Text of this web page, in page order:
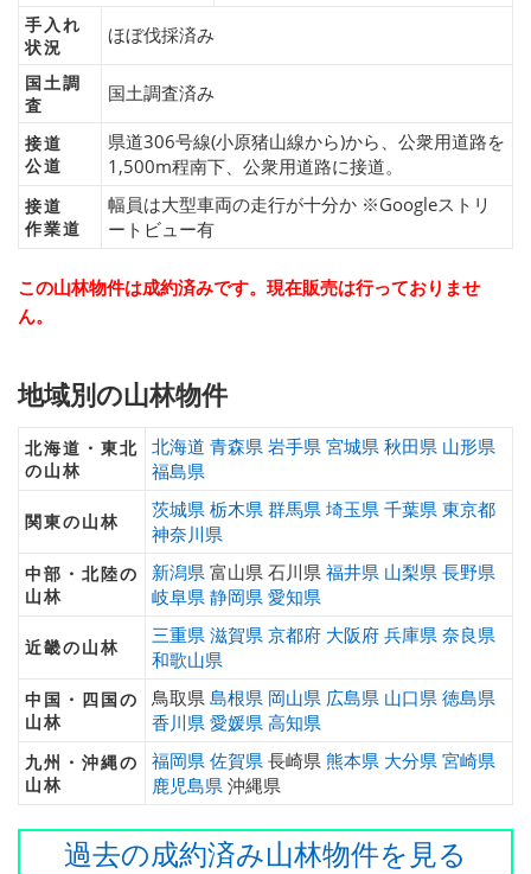
手入れ
状況
ほぼ伐採済み
国土調
査
国土調査済み
接道
公道
県道306号線(小原猪山線から)から、公衆用道路を
1,500m程南下、公衆用道路に接道。
接道
作業道
幅員は大型車両の走行が十分か ※Googleストリ
ートビュー有
この山林物件は成約済みです。現在販売は行っておりませ
ん。
地域別の山林物件
北海道・東北
の山林
北海道 青森県 岩手県 宮城県 秋田県 山形県
福島県
関東の山林
茨城県 栃木県 群馬県 埼玉県 千葉県 東京都
神奈川県
中部・北陸の
山林
新潟県 富山県 石川県 福井県 山梨県 長野県
岐阜県 静岡県 愛知県
近畿の山林
三重県 滋賀県 京都府 大阪府 兵庫県 奈良県
和歌山県
中国・四国の
山林
鳥取県 島根県 岡山県 広島県 山口県 徳島県
香川県 愛媛県 高知県
九州・沖縄の
山林
福岡県 佐賀県 長崎県 熊本県 大分県 宮崎県
鹿児島県 沖縄県
過去の成約済み山林物件を見る